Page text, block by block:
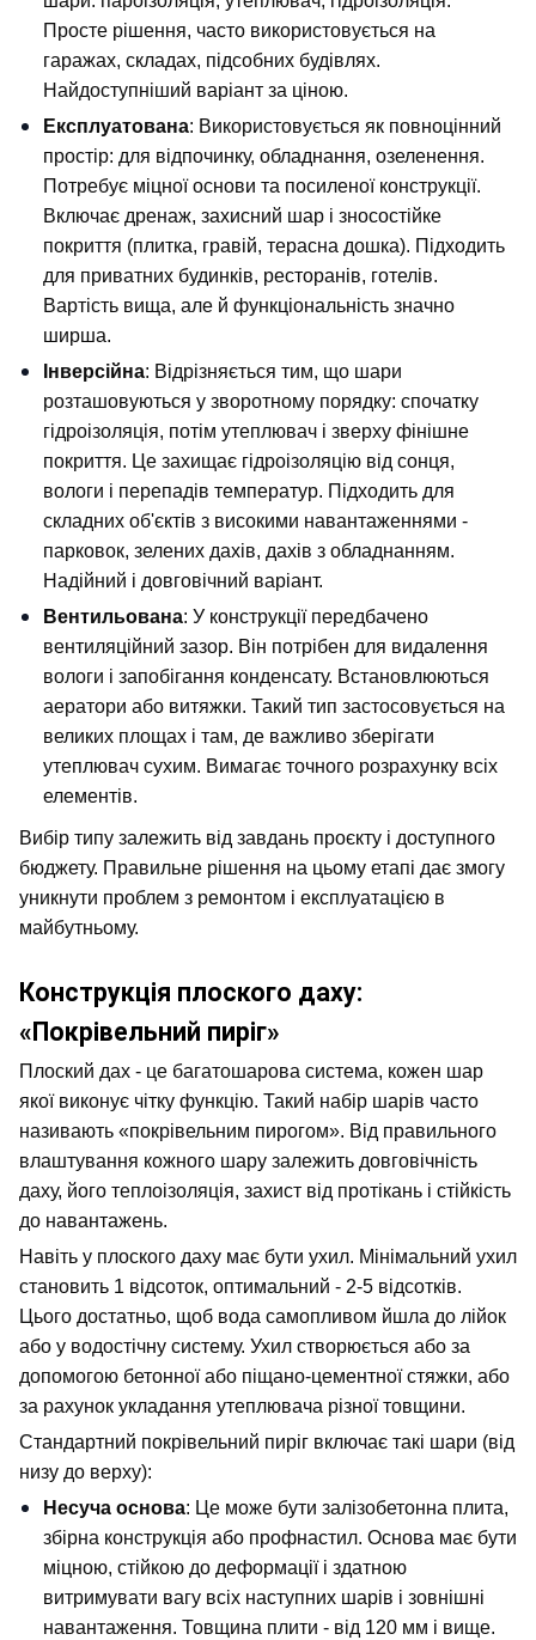
Просте рішення, часто використовується на
гаражах, складах, підсобних будівлях.
Найдоступніший варіант за ціною.
Експлуатована: Використовується як повноцінний
простір: для відпочинку, обладнання, озеленення.
Потребує міцної основи та посиленої конструкції.
Включає дренаж, захисний шар і зносостійке
покриття (плитка, гравій, терасна дошка). Підходить
для приватних будинків, ресторанів, готелів.
Вартість вища, але й функціональність значно
ширша.
Інверсійна: Відрізняється тим, що шари
розташовуються у зворотному порядку: спочатку
гідроізоляція, потім утеплювач і зверху фінішне
покриття. Це захищає гідроізоляцію від сонця,
вологи і перепадів температур. Підходить для
складних об'єктів з високими навантаженнями -
парковок, зелених дахів, дахів з обладнанням.
Надійний і довговічний варіант.
Вентильована: У конструкції передбачено
вентиляційний зазор. Він потрібен для видалення
вологи і запобігання конденсату. Встановлюються
аератори або витяжки. Такий тип застосовується на
великих площах і там, де важливо зберігати
утеплювач сухим. Вимагає точного розрахунку всіх
елементів.
Вибір типу залежить від завдань проєкту і доступного
бюджету. Правильне рішення на цьому етапі дає змогу
уникнути проблем з ремонтом і експлуатацією в
майбутньому.
Конструкція плоского даху:
«Покрівельний пиріг»
Плоский дах - це багатошарова система, кожен шар
якої виконує чітку функцію. Такий набір шарів часто
називають «покрівельним пирогом». Від правильного
влаштування кожного шару залежить довговічність
даху, його теплоізоляція, захист від протікань і стійкість
до навантажень.
Навіть у плоского даху має бути ухил. Мінімальний ухил
становить 1 відсоток, оптимальний - 2-5 відсотків.
Цього достатньо, щоб вода самопливом йшла до лійок
або у водостічну систему. Ухил створюється або за
допомогою бетонної або піщано-цементної стяжки, або
за рахунок укладання утеплювача різної товщини.
Стандартний покрівельний пиріг включає такі шари (від
низу до верху):
Несуча основа: Це може бути залізобетонна плита,
збірна конструкція або профнастил. Основа має бути
міцною, стійкою до деформації і здатною
витримувати вагу всіх наступних шарів і зовнішні
навантаження. Товщина плити - від 120 мм і вище.